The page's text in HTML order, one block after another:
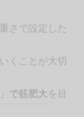
さで設定した
くことが大切
で筋肥大を目